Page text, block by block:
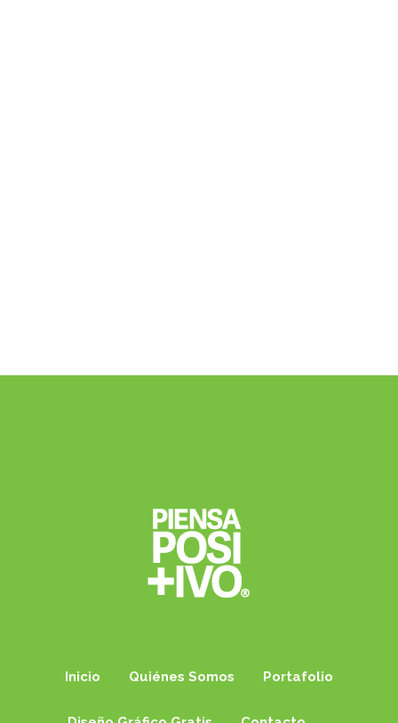
Inicio Quiénes Somos Portafolio